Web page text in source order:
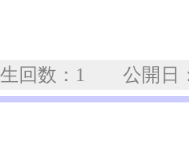
生回数：1 公開